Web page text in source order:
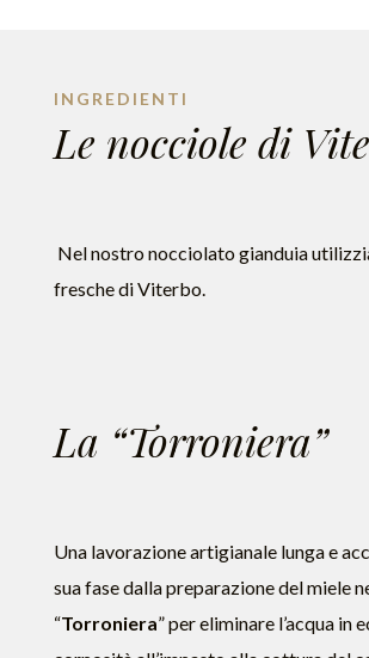
INGREDIENTI
Le nocciole di
Nel nostro nocciolato gianduia
fresche di Viterbo.
La “Torroniera”
Una lavorazione artigianale lunga e
sua fase dalla preparazione del miele
“Torroniera” per eliminare l’acqua in